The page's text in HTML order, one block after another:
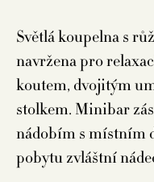
Světlá koupelna s
navržena pro
koutem, dvojitým
stolkem. Minibar
nádobím s místním
pobytu zvláštní